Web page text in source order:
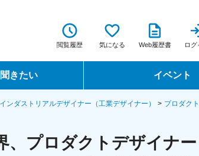
閲覧履歴 気になる Web履歴書 ログ
きたい イベント
転職イベント・転職セミナ
ンダストリアルデザイナー（工業デザイナー）
プロダク
、プロダクトデザイナ